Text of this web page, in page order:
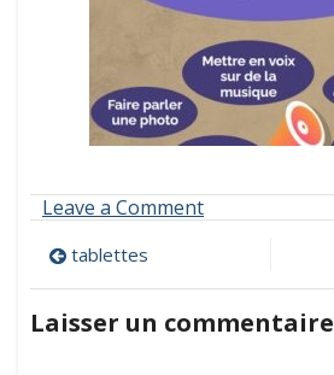
Leave a Commenton
Navigation
de
l’article
tablettes
Laisser un commentaire